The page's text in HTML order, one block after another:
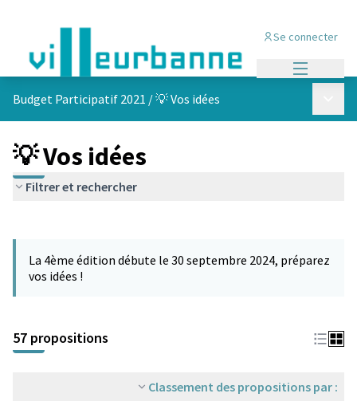
Se connecter
Budget Participatif 2021 /💡 Vos idées
💡 Vos idées
Filtrer et rechercher
La 4ème édition débute le 30 septembre 2024, préparez
vos idées !
57 propositions
Classement des propositions par :